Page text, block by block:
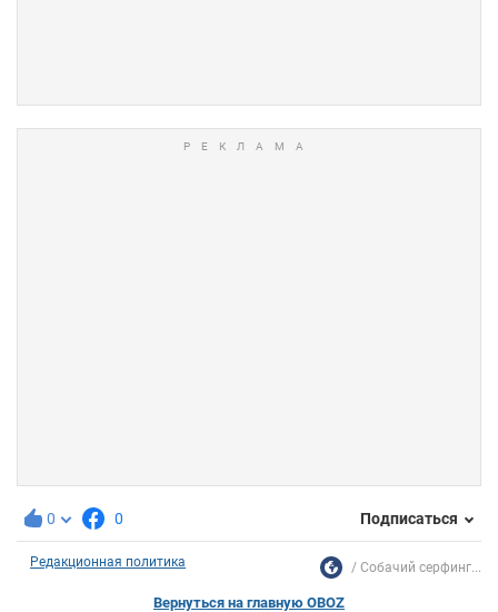
0 0 Подписаться
Редакционная политика Собачий серфинг...
Вернуться на главную OBOZ